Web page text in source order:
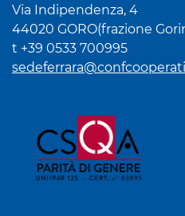
Via Indipendenza, 4
44020 GORO(frazione
t +39 0533 700995